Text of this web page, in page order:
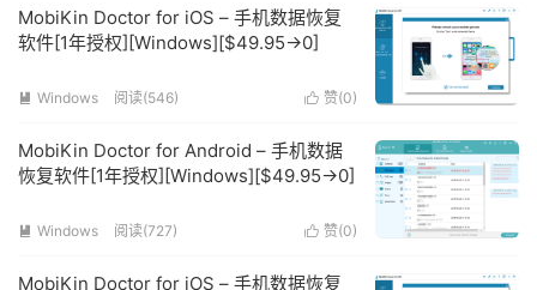
MobiKin Doctor for iOS – 手机数据恢复
软件[1年授权][Windows][$49.95→0]
 赞(0)
 Windows 阅读(546)
MobiKin Doctor for Android – 手机数据
恢复软件[1年授权][Windows][$49.95→0]
 赞(0)
 Windows 阅读(727)
MobiKin Doctor for iOS – 手机数据恢复